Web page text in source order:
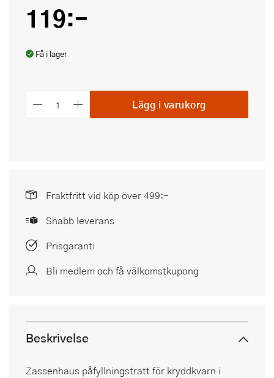
119:-
Få i lager
Lägg i varukorg
Fraktfritt vid köp över 499:-
Snabb leverans
Prisgaranti
Bli medlem och få välkomstkupong
Beskrivelse
Zassenhaus påfyllningstratt för kryddkvarn i